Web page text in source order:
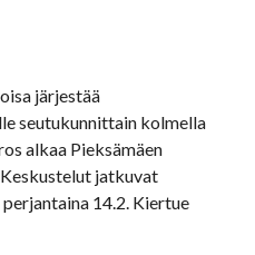
järjestää
seutukunnittain kolmella
alkaa Pieksämäen
jatkuvat
14.2. Kiertue